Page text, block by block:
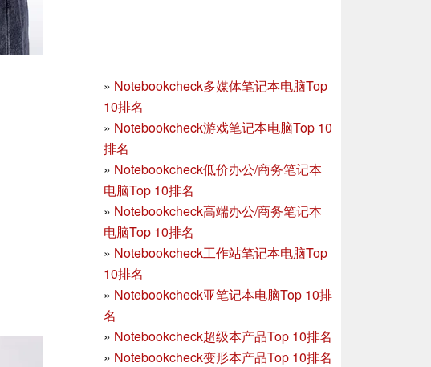
» Notebookcheck多媒体笔记本电脑Top
10排名
» Notebookcheck游戏笔记本电脑Top 10
排名
» Notebookcheck低价办公/商务笔记本
电脑Top 10排名
» Notebookcheck高端办公/商务笔记本
电脑Top 10排名
» Notebookcheck工作站笔记本电脑Top
10排名
» Notebookcheck亚笔记本电脑Top 10排
名
» Notebookcheck超级本产品Top 10排名
» Notebookcheck变形本产品Top 10排名